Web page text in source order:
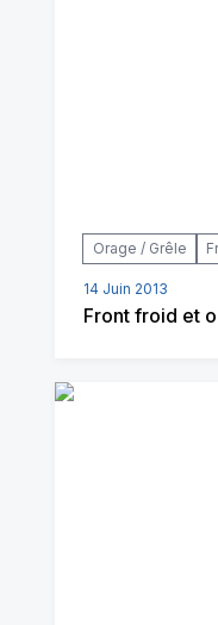
Orage / Grêle
14 Juin 2013
Front froid et